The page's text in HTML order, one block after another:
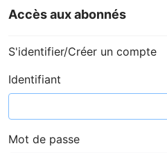
Accès aux abonnés
S'identifier/Créer un compte
Identifiant
Mot de passe